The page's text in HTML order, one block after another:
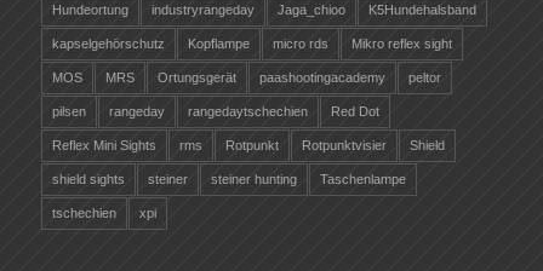
Hundeortung industryrangeday Jaga_chioo K5Hundehalsband
kapselgehörschutz Kopflampe micro rds Mikro reflex sight
MOS MRS Ortungsgerät paashootingacademy peltor
pilsen rangeday rangedaytschechien Red Dot
Reflex Mini Sights rms Rotpunkt Rotpunktvisier Shield
shield sights steiner steiner hunting Taschenlampe
tschechien xpi